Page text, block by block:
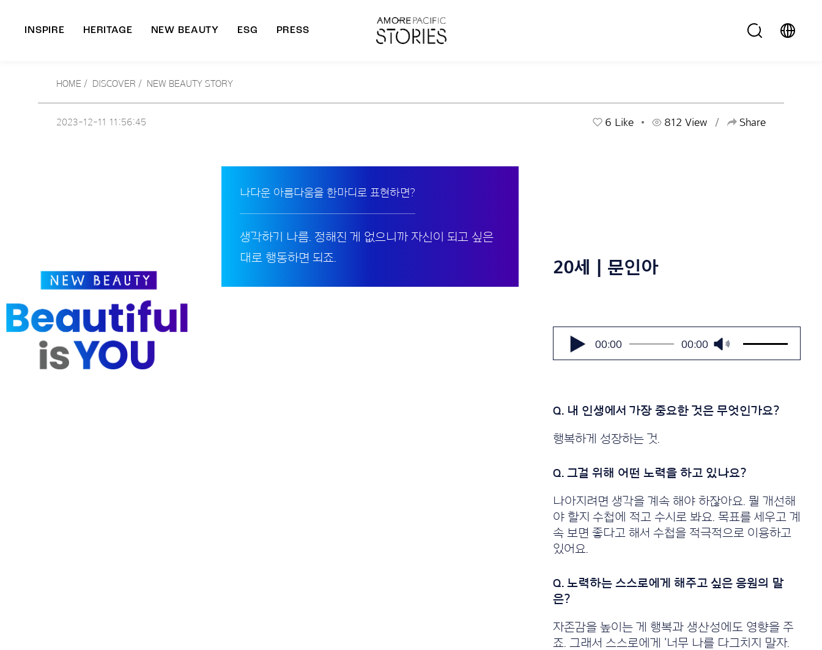
INSPIRE HERITAGE NEW BEAUTY ESG PRESS
HOME / DISCOVER / NEW BEAUTY STORY
2023-12-11 11:56:45 6 Like 812 View Share
나다운 아름다움을 한마디로 표현하면?
생각하기 나름. 정해진 게 없으니까 자신이 되고 싶은
대로 행동하면 되죠.
20세 | 문인아
이
00:00 00:00
볼
륨
높
줄
이
화
살
키
를
사
용
하
행복하게 성장하는 것.
나아지려면 생각을 계속 해야 하잖아요. 뭘 개선해
야 할지 수첩에 적고 수시로 봐요. 목표를 세우고 계
속 보면 좋다고 해서 수첩을 적극적으로 이용하고
있어요.
자존감을 높이는 게 행복과 생산성에도 영향을 주
죠. 그래서 스스로에게 '너무 나를 다그치지 말자.